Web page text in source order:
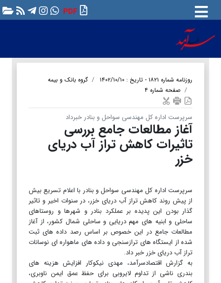
PDF
روزنامه شماره ۱۸۲۱ - تاریخ : ۱۴۰۲/۱۰/۱۰
گروه بانک و بیمه
صفحه شماره ۴
سرپرست اداره کل مهندسی سواحل و بنادر خبرداد
آغاز مطالعات جامع بررسی
تاثیرات کاهش تراز آب دریای
خزر
سرپرست اداره کل مهندسی سواحل و بنادر با اعلام تسریع بیش
از پیش روند کاهش تراز آب دریای خزر، در سنوات اخیر و تاثیر
گذار بودن این پدیده بر عملکرد بنادر و شهرها و روستاهای
ساحلی و ابنیه های مهم دریایی و ساحلی شمال کشور، از آغاز
مطالعات جامع در این خصوص بر اساس رصد داده های ثبت
شده از ایستگاه های ترازسنجی و داده های ماهواره ای نوسانات
تراز آب دریای خزر خبر داد.
به گزارش اقتصادسرآمد، مهدی نیکوکار افزایش هزینه های
بندری ناشی از تداوم لایروبی برای حفظ عمق ایمن ناوبری،